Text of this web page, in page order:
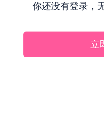
你还没有登录，
立